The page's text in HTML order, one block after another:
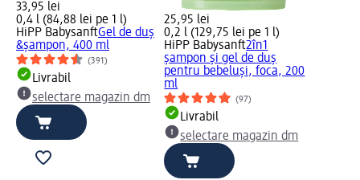
33,95 lei
0,4 l (84,88 lei pe 1 l)
HiPP BabysanftGel de duş
&şampon, 400 ml
(391)
Livrabil
selectare magazin dm
25,95 lei
0,2 l (129,75 lei pe 1 l)
HiPP Babysanft2în1
șampon și gel de duș
pentru bebeluși, foca, 200
ml
(97)
Livrabil
selectare magazin dm